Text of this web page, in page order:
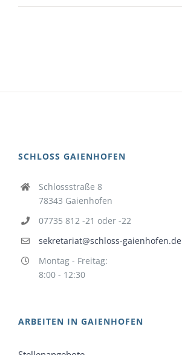
SCHLOSS GAIENHOFEN
Schlossstraße 8
78343 Gaienhofen
07735 812 -21 oder -22
sekretariat@schloss-gaienhofen.de
Montag - Freitag:
8:00 - 12:30
ARBEITEN IN GAIENHOFEN